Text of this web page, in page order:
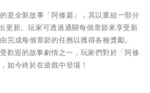
是全新故事「阿修篇」，其以重組一部分
更新。玩家可透過通關每個章節來享受新
完成每個章節的任務以獲得各種獎勵。
歡迎的故事劇情之一，玩家們對於「阿修
如今終於在遊戲中登場！